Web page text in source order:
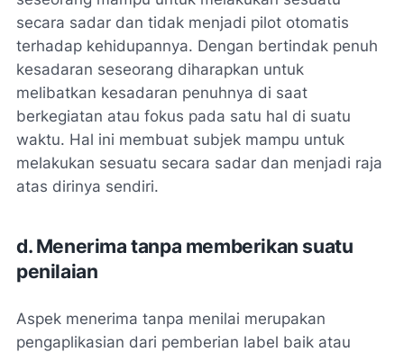
secara sadar dan tidak menjadi pilot otomatis
terhadap kehidupannya. Dengan bertindak penuh
kesadaran seseorang diharapkan untuk
melibatkan kesadaran penuhnya di saat
berkegiatan atau fokus pada satu hal di suatu
waktu. Hal ini membuat subjek mampu untuk
melakukan sesuatu secara sadar dan menjadi raja
atas dirinya sendiri.
d. Menerima tanpa memberikan suatu
penilaian
Aspek menerima tanpa menilai merupakan
pengaplikasian dari pemberian label baik atau